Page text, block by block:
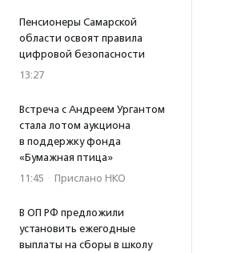
Пенсионеры Самарской
области освоят правила
цифровой безопасности
13:27
Встреча с Андреем Ургантом
стала лотом аукциона
в поддержку фонда
«Бумажная птица»
11:45 · Прислано НКО
В ОП РФ предложили
установить ежегодные
выплаты на сборы в школу